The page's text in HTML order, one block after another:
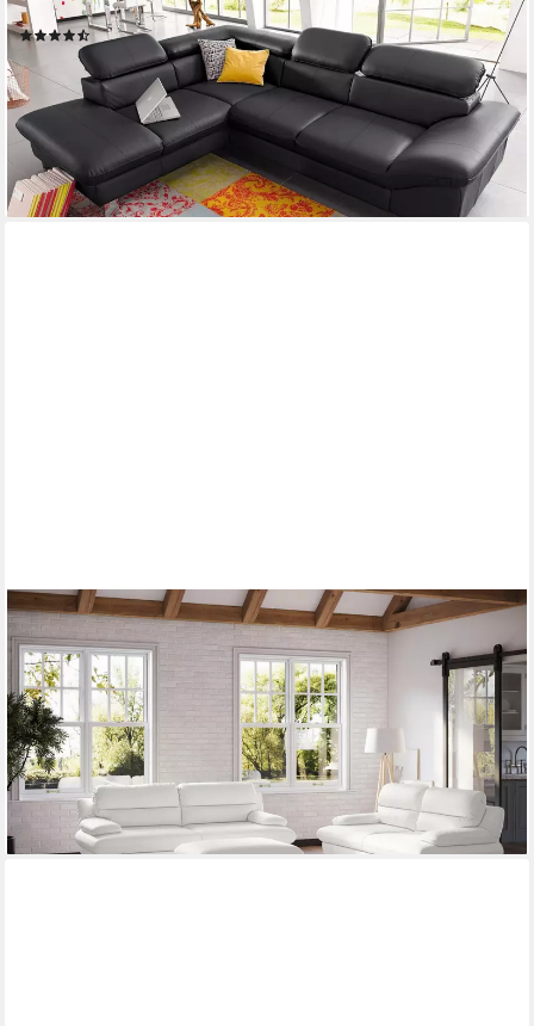
Schlaffunktion & Bettkasten
(90)
2.399,99 € 4.225,00 €
-43%
lieferbar in 5 Wochen
+4
COTTA
3-Sitzer Pike, B: 218 cm, mit Metallfüße, wahlweise auch in
Echtleder
1.499,99 € UVP2.799,00 €
-46%
lieferbar in 5 Wochen